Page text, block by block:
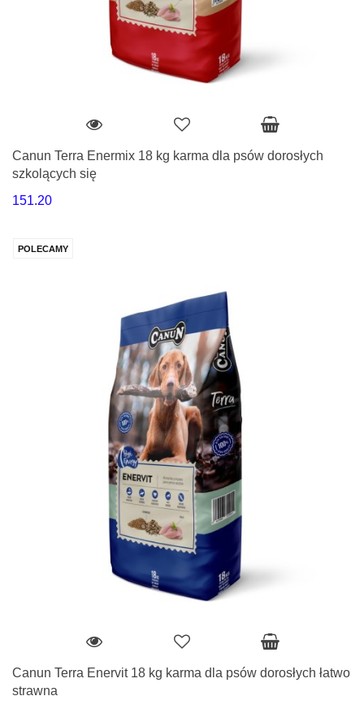
Canun Terra Enermix 18 kg karma dla psów dorosłych
szkolących się
151.20
POLECAMY
Canun Terra Enervit 18 kg karma dla psów dorosłych łatwo
strawna